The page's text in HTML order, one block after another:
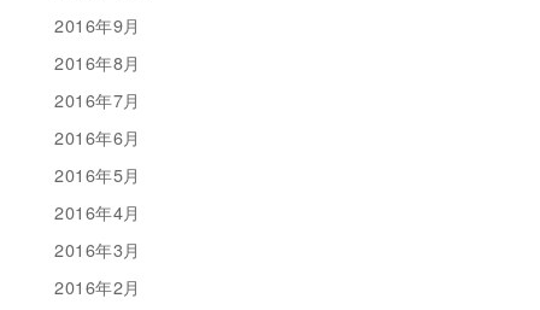
2016年9月
2016年8月
2016年7月
2016年6月
2016年5月
2016年4月
2016年3月
2016年2月